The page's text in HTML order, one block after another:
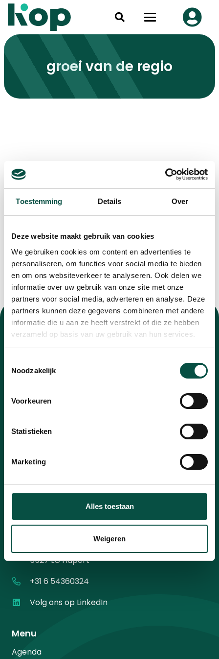
Toestemming Details Over
Deze website maakt gebruik van cookies
We gebruiken cookies om content en advertenties te
personaliseren, om functies voor social media te bieden
en om ons websiteverkeer te analyseren. Ook delen we
informatie over uw gebruik van onze site met onze
partners voor social media, adverteren en analyse. Deze
partners kunnen deze gegevens combineren met andere
informatie die u aan ze heeft verstrekt of die ze hebben
verzameld op basis van uw gebruik van hun services.
Noodzakelijk
Voorkeuren
Statistieken
Marketing
Alles toestaan
Weigeren
groei van de regio
Nieuwsbrief
Blijf op de hoogte van alle ontwikkelingen met
onze nieuwsbrief
E-
Instemming
Ik ga akkoord met het
Contact
5527 LC Hapert
+31 6 54360324
Volg ons op LinkedIn
Menu
Agenda